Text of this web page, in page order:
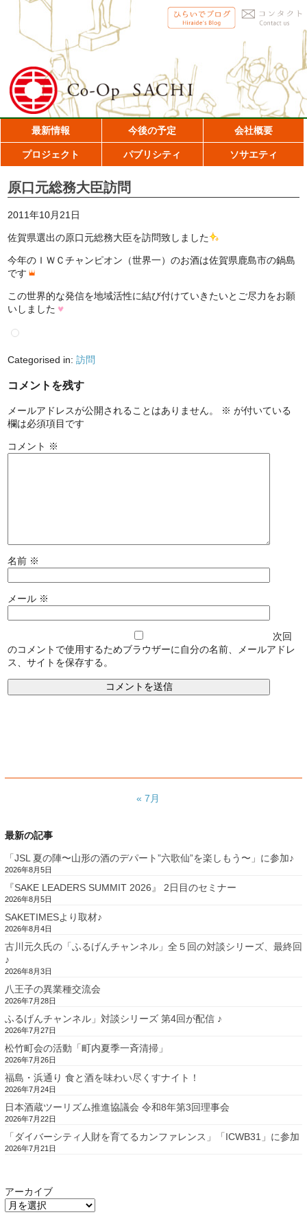
最新情報 今後の予定 会社概要
プロジェクト パブリシティ ソサエティ
原口元総務大臣訪問
2011年10月21日
佐賀県選出の原口元総務大臣を訪問致しました
今年のＩＷＣチャンピオン（世界一）のお酒は佐賀県鹿島市の鍋島
です
この世界的な発信を地域活性に結び付けていきたいとご尽力をお願
いしました
Categorised in:訪問
コメントを残す
メールアドレスが公開されることはありません。 ※ が付いている
欄は必須項目です
コメント ※
名前 ※
メール ※
次回
のコメントで使用するためブラウザーに自分の名前、メールアドレ
ス、サイトを保存する。
« 7月
最新の記事
「JSL 夏の陣〜山形の酒のデパート”六歌仙”を楽しもう〜」に参加♪
2026年8月5日
『SAKE LEADERS SUMMIT 2026』 2日目のセミナー
2026年8月5日
SAKETIMESより取材♪
2026年8月4日
古川元久氏の「ふるげんチャンネル」全５回の対談シリーズ、最終回
♪
2026年8月3日
八王子の異業種交流会
2026年7月28日
ふるげんチャンネル」対談シリーズ 第4回が配信 ♪
2026年7月27日
松竹町会の活動「町内夏季一斉清掃」
2026年7月26日
福島・浜通り 食と酒を味わい尽くすナイト！
2026年7月24日
日本酒蔵ツーリズム推進協議会 令和8年第3回理事会
2026年7月22日
「ダイバーシティ人財を育てるカンファレンス」「ICWB31」に参加
2026年7月21日
アーカイブ